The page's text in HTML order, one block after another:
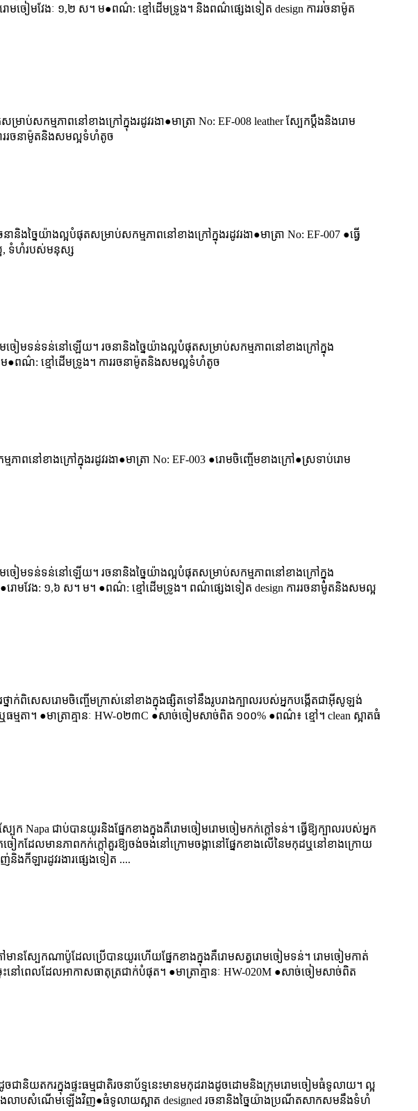
ោមចៀមវែងៈ ១,២ ស។ ម●ពណ៌: ខ្មៅដើមទ្រូង។ និងពណ៌ផ្សេងទៀត design ការរចនាម៉ូត
ាប់សកម្មភាពនៅខាងក្រៅក្នុងរដូវរងា●មាត្រា No: EF-008 leather ស្បែកប្តឹងនិងរោម
រចនាម៉ូតនិងសមល្អទំហំតូច
ៃយ៉ាងល្អបំផុតសម្រាប់សកម្មភាពនៅខាងក្រៅក្នុងរដូវរងា●មាត្រា No: EF-007 ●ធ្វើ
អ, ទំហំរបស់មនុស្ស
ចៀមទន់ទន់នៅឡើយ។ រចនានិងច្នៃយ៉ាងល្អបំផុតសម្រាប់សកម្មភាពនៅខាងក្រៅក្នុង
ម●ពណ៌: ខ្មៅដើមទ្រូង។ ការរចនាម៉ូតនិងសមល្អទំហំតូច
ៅខាងក្រៅក្នុងរដូវរងា●មាត្រា No: EF-003 ●រោមចិញ្ចើមខាងក្រៅ●ស្រទាប់រោម
មទន់ទន់នៅឡើយ។ រចនានិងច្នៃយ៉ាងល្អបំផុតសម្រាប់សកម្មភាពនៅខាងក្រៅក្នុង
ោមវែង: ១,៦ ស។ ម។ ●ពណ៌: ខ្មៅដើមទ្រូង។ ពណ៌ផ្សេងទៀត design ការរចនាម៉ូតនិងសមល្អ
ពិសេសរោមចិញ្ចើមក្រាស់នៅខាងក្នុងផ្សិតទៅនឹងរូបរាងក្បាលរបស់អ្នកបង្កើតជាអ៊ីសូឡង់
ា។ ●មាត្រាគ្មានៈ HW-០២៣C ●សាច់ចៀមសាច់ពិត ១០០% ●ពណ៌៖ ខ្មៅ។ clean ស្អាតធំ
Napa ជាប់បានយូរនិងផ្នែកខាងក្នុងគឺរោមចៀមរោមចៀមកក់ក្តៅទន់។ ធ្វើឱ្យក្បាលរបស់អ្នក
ៀកដែលមានភាពកក់ក្តៅគួរឱ្យចង់ចងនៅក្រោមចង្កានៅផ្នែកខាងលើនៃមកុដឬនៅខាងក្រោយ
ងកីឡារដូវរងារផ្សេងទៀត ....
មានស្បែកណាប៉ូដែលប្រើបានយូរហើយផ្នែកខាងក្នុងគឺរោមសត្វរោមចៀមទន់។ រោមចៀមកាត់
នៅពេលដែលអាកាសធាតុត្រជាក់បំផុត។ ●មាត្រាគ្មានៈ HW-020M ●សាច់ចៀមសាច់ពិត
តករក្នុងផ្ទះធម្មជាតិរចនាប័ទ្មនេះមានមកុដរាងដូចដោមនិងក្រុមរោមចៀមធំទូលាយ។ ល្អ
ៅនិងលាបសំណើមឡើងវិញ●ធំទូលាយស្អាត designed រចនានិងច្នៃយ៉ាងប្រណីតសាកសមនឹងទំហំ